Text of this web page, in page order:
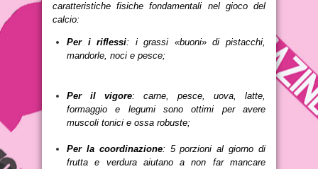
caratteristiche fisiche fondamentali nel gioco del
calcio:
Per i riflessi: i grassi «buoni» di pistacchi,
mandorle, noci e pesce;
Per il vigore: carne, pesce, uova, latte,
formaggio e legumi sono ottimi per avere
muscoli tonici e ossa robuste;
Per la coordinazione: 5 porzioni al giorno di
frutta e verdura aiutano a non far mancare